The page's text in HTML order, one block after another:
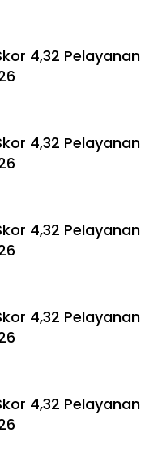
4,32 Pelayanan
4,32 Pelayanan
4,32 Pelayanan
4,32 Pelayanan
4,32 Pelayanan